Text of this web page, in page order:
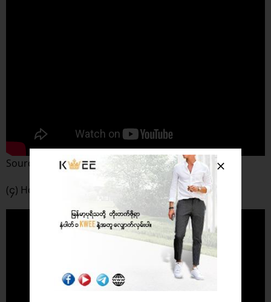
Source : novembrrain
(၄) Holocene – Bon Iver